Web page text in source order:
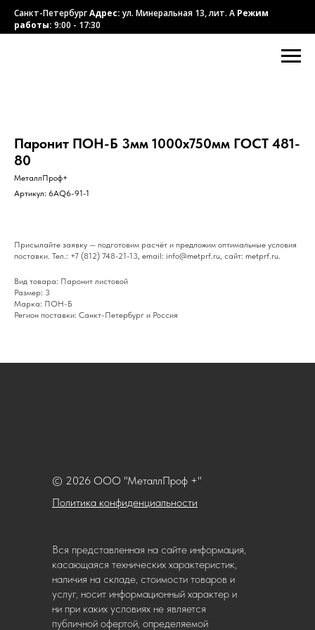
Санкт-ПетербургАдрес:ул. Минеральная 13, лит. А Режим
работы: 9:00 - 17:30
Паронит ПОН-Б 3мм 1000х750мм ГОСТ 481-
80
МеталлПроф+
Артикул: 6AQ6-91-1
Присылайте заявку — подготовим расчёт и предложим оптимальные условия
поставки. Тел.: +7 (812) 748-21-13, email: info@metprf.ru, сайт: metprf.ru.
Вид товара: Паронит листовой
Размер: 3
Марка: ПОН-Б
Регион поставки: Санкт-Петербург и Россия
Политика конфиденциальности
© 2026 ООО "МеталлПроф +"
Вся представленная на сайте информация,
касающаяся технических характеристик,
наличия на складе, стоимости товаров и
услуг, носит информационный характер и
ни при каких условиях не является
публичной офертой, определяемой